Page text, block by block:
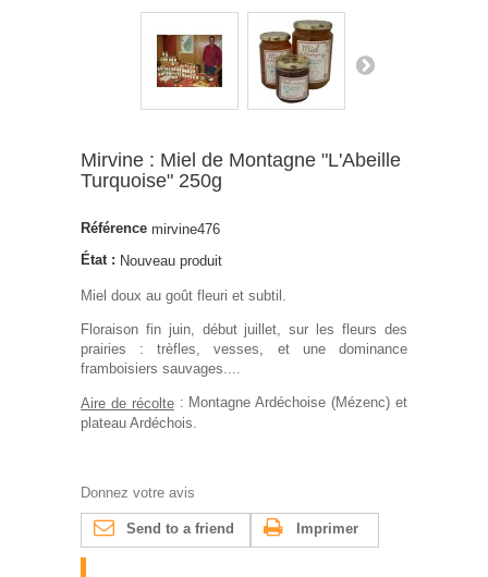
Mirvine : Miel de Montagne "L'Abeille
Turquoise" 250g
Référence mirvine476
État : Nouveau produit
Miel doux au goût fleuri et subtil.
Floraison fin juin, début juillet, sur les fleurs des
prairies : trèfles, vesses, et une dominance
framboisiers sauvages....
Aire de récolte: Montagne Ardéchoise (Mézenc) et
plateau Ardéchois.
Donnez votre avis
Send to a friend Imprimer